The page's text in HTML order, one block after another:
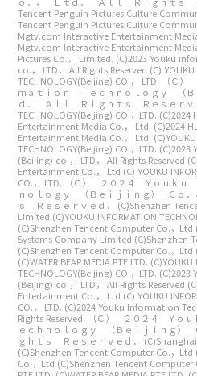
Tencent Penguin Pictures Culture
Tencent Penguin Pictures Culture
Mgtv.com Interactive Entertainment
Mgtv.com Interactive Entertainment
Pictures Co.， Limited. (C)2023 Youku
co.， LTD， All Rights Reserved (C)
TECHNOLOGY(Beijing) CO.， LTD.
（Ｃ
ｍａｔｉｏｎ Ｔｅｃｈｎｏｌｏｇｙ （
ｄ． Ａｌｌ Ｒｉｇｈｔｓ Ｒｅｓｅｒｖ
TECHNOLOGY(Beijing) CO.，LTD. (C)2024
Entertainment Media Co.， Ltd. (C)2024
Entertainment Media Co.， Ltd.
TECHNOLOGY(Beijing) CO.，LTD.
(Beijing) co.， LTD， All Rights Reserved
Entertainment Co.， Ltd (C) YOUKU
CO.， LTD.
（Ｃ） ２０２４ Ｙｏｕｋｕ
ｎｏｌｏｇｙ （Ｂｅｉｊｉｎｇ） Ｃｏ
ｓ Ｒｅｓｅｒｖｅｄ． (C)Shenzhen
Limited (C)YOUKU INFORMATION
(C)Shenzhen Tencent Computer Co.，Ltd
Systems Company Limited (C)Shenzhen
(C)Shenzhen Tencent Computer Co.，Ltd
(C)WATER BEAR MEDIA PTE.LTD. (C)YOUKU
TECHNOLOGY(Beijing) CO.，LTD.
(Beijing) co.， LTD， All Rights Reserved
Entertainment Co.， Ltd (C) YOUKU
CO.， LTD. (C)2024 Youku Information
Rights Reserved.
（Ｃ） ２０２４ Ｙｏ
ｅｃｈｎｏｌｏｇｙ （Ｂｅｉｊｉｎｇ
ｇｈｔｓ Ｒｅｓｅｒｖｅｄ．
(C)Shenzhen Tencent Computer Co.，Ltd
Co.，Ltd (C)Shenzhen Tencent Computer